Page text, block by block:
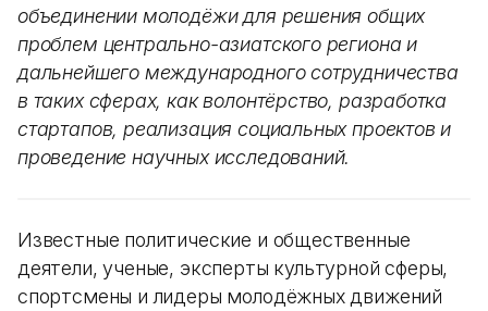
объединении молодёжи для решения общих
проблем центрально-азиатского региона и
дальнейшего международного сотрудничества
в таких сферах, как волонтёрство, разработка
стартапов, реализация социальных проектов и
проведение научных исследований.
Известные политические и общественные
деятели, ученые, эксперты культурной сферы,
спортсмены и лидеры молодёжных движений